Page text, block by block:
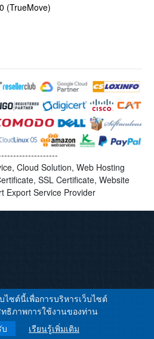
(TrueMove)
Cloud Solution, Web Hosting
SSL Certificate, Website
Export Service Provider
ไซต์นี้เพื่อการบริหารเว็บไซต์
ธิภาพการใช้งานของท่าน
บ
เรียนรู้เพิ่มเติม